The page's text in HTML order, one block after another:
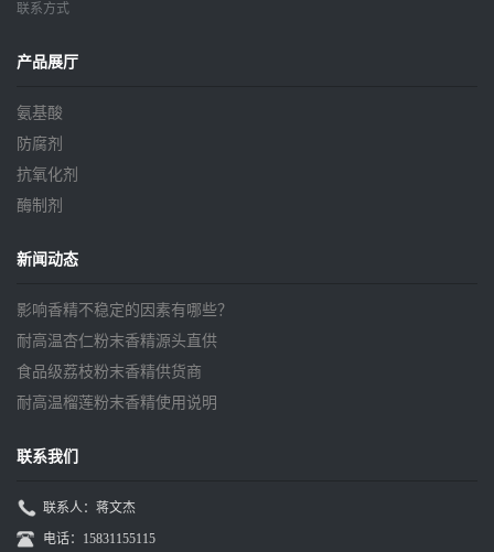
联系方式
产品展厅
氨基酸
防腐剂
抗氧化剂
酶制剂
新闻动态
影响香精不稳定的因素有哪些？
耐高温杏仁粉末香精源头直供
食品级荔枝粉末香精供货商
耐高温榴莲粉末香精使用说明
联系我们
联系人：蒋文杰
电话：15831155115